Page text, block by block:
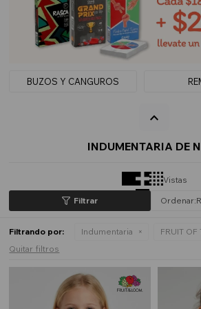
BUZOS Y CANGUROS
INDUMENTARIA DE
Vistas
Filtrando por: Indumentaria
FRUIT OF
Quitar filtros